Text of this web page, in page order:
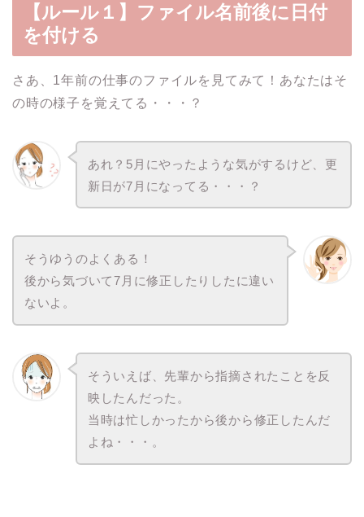
【ルール１】ファイル名前後に日付
を付ける
さあ、1年前の仕事のファイルを見てみて！あなたはそ
の時の様子を覚えてる・・・？
あれ？5月にやったような気がするけど、更
新日が7月になってる・・・？
そうゆうのよくある！
後から気づいて7月に修正したりしたに違い
ないよ。
そういえば、先輩から指摘されたことを反
映したんだった。
当時は忙しかったから後から修正したんだ
よね・・・。